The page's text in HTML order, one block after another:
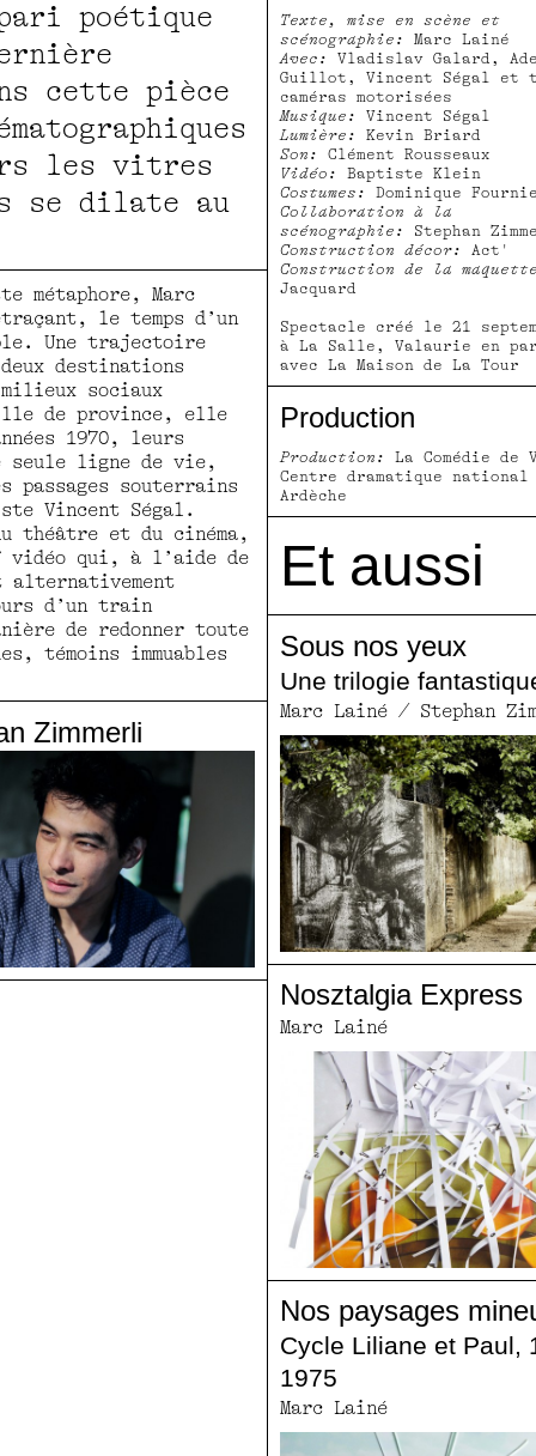
poétique
cette pièce
les vitres
se dilate au
métaphore, Marc
le temps d’un
Une trajectoire
destinations
sociaux
de province, elle
1970, leurs
seule ligne de vie,
passages souterrains
Vincent Ségal.
théâtre et du cinéma,
vidéo qui, à l’aide de
d’un train
de redonner toute
témoins immuables
Zimmerli
Texte, mise en scène et
scénographie:
Marc Lainé
Avec:
Vladislav Galard,
Guillot, Vincent Ségal et
caméras motorisées
Musique:
Vincent Ségal
Lumière:
Kevin Briard
Son:
Clément Rousseaux
Vidéo:
Baptiste Klein
Costumes:
Dominique
Collaboration à la
scénographie:
Stephan
Construction décor:
Act'
Construction de la
Jacquard
Spectacle créé le 21
à La Salle, Valaurie en
avec La Maison de La Tour
Production
Production: La Comédie de
Centre dramatique national
Ardèche
Et aussi
Sous nos yeux
Une trilogie
Marc Lainé / Stephan
Nosztalgia Express
Marc Lainé
Nos paysages
Cycle Liliane et Paul,
1975
Marc Lainé